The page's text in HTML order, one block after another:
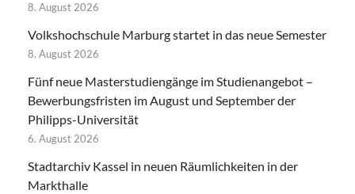
8. August 2026
Volkshochschule Marburg startet in das neue Semester
8. August 2026
Fünf neue Masterstudiengänge im Studienangebot –
Bewerbungsfristen im August und September der
Philipps-Universität
6. August 2026
Stadtarchiv Kassel in neuen Räumlichkeiten in der
Markthalle